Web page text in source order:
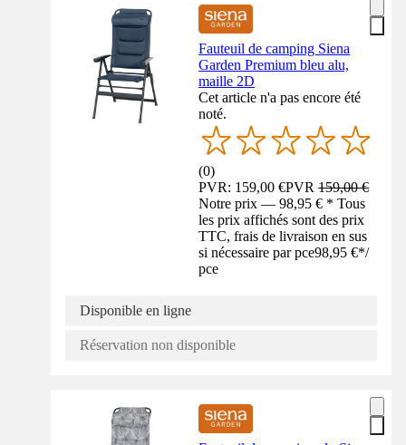
Fauteuil de camping Siena
Garden Premium bleu alu,
maille 2D
Cet article n'a pas encore été
noté.
(0)
PVR: 159,00 €PVR159,00 €
Notre prix — 98,95 € * Tous
les prix affichés sont des prix
TTC, frais de livraison en sus
si nécessaire par pce98,95 €*/
pce
Disponible en ligne
Réservation non disponible